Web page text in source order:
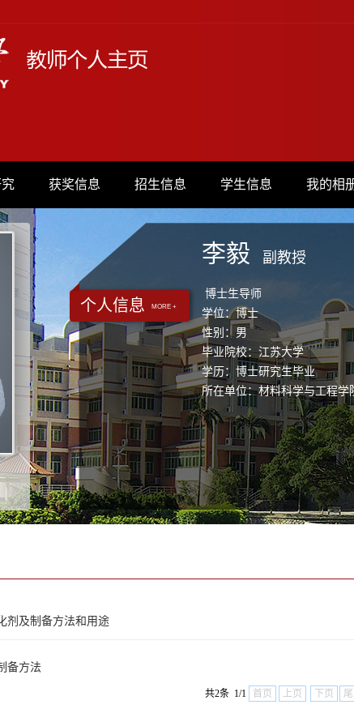
获奖信息 招生信息 学生信息 我的相
个人信息 MORE +
李毅 副教授
博士生导师
学位：博士
性别：男
毕业院校：江苏大学
学历：博士研究生毕业
所在单位：材料科学与工程学
剂及制备方法和用途
备方法
共2条 1/1 首页 上页 下页